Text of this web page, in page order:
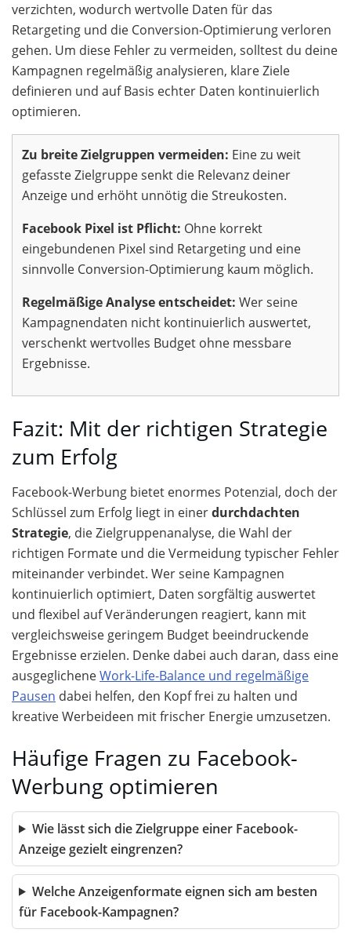
verzichten, wodurch wertvolle Daten für das
Retargeting und die Conversion-Optimierung verloren
gehen. Um diese Fehler zu vermeiden, solltest du deine
Kampagnen regelmäßig analysieren, klare Ziele
definieren und auf Basis echter Daten kontinuierlich
optimieren.
Zu breite Zielgruppen vermeiden: Eine zu weit
gefasste Zielgruppe senkt die Relevanz deiner
Anzeige und erhöht unnötig die Streukosten.
Facebook Pixel ist Pflicht: Ohne korrekt
eingebundenen Pixel sind Retargeting und eine
sinnvolle Conversion-Optimierung kaum möglich.
Regelmäßige Analyse entscheidet: Wer seine
Kampagnendaten nicht kontinuierlich auswertet,
verschenkt wertvolles Budget ohne messbare
Ergebnisse.
Fazit: Mit der richtigen Strategie
zum Erfolg
Facebook-Werbung bietet enormes Potenzial, doch der
Schlüssel zum Erfolg liegt in einerdurchdachten
Strategie, die Zielgruppenanalyse, die Wahl der
richtigen Formate und die Vermeidung typischer Fehler
miteinander verbindet. Wer seine Kampagnen
kontinuierlich optimiert, Daten sorgfältig auswertet
und flexibel auf Veränderungen reagiert, kann mit
vergleichsweise geringem Budget beeindruckende
Ergebnisse erzielen. Denke dabei auch daran, dass eine
ausgeglicheneWork-Life-Balance und regelmäßige
Pausen dabei helfen, den Kopf frei zu halten und
kreative Werbeideen mit frischer Energie umzusetzen.
Häufige Fragen zu Facebook-
Werbung optimieren
Wie lässt sich die Zielgruppe einer Facebook-
Anzeige gezielt eingrenzen?
Welche Anzeigenformate eignen sich am besten
für Facebook-Kampagnen?